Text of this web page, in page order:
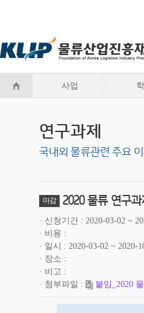
사업
연구과제
국내외 물류관련 주요
마감 2020 물류 연구
신청기간
2020-03-02 ~
비용
일시
2020-03-02 ~ 2020-
장소
비고
첨부파일
붙임_2020